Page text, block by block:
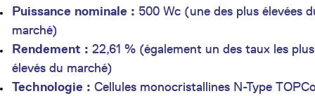
Puissance nominale : 500 Wc (une des plus élevées
marché)
Rendement : 22,61 % (également un des taux les plus
élevés du marché)
Technologie : Cellules monocristallines N-Type